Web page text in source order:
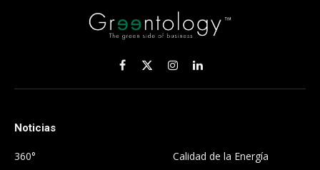
Facebook
X
(Twitter)
InstagramLinkedIn
Noticias
360°
Calidad de la Energía